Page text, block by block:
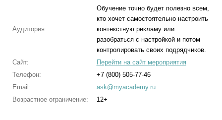
Аудитория:
Обучение точно будет полезно всем,
кто хочет самостоятельно настроить
контекстную рекламу или
разобраться с настройкой и потом
контролировать своих подрядчиков.
Сайт:
Перейти на сайт мероприятия
Телефон:
+7 (800) 505-77-46
Email:
ask@myacademy.ru
Возрастное ограничение:
12+